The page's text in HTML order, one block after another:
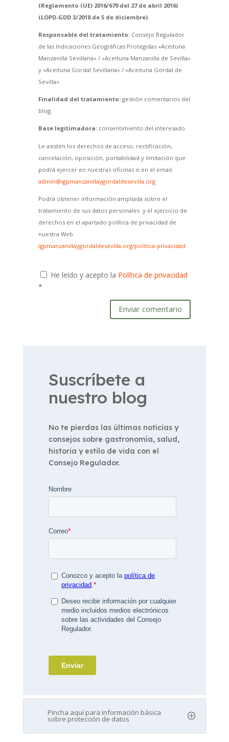
(Reglamento (UE) 2016/679 del 27 de abril 2016)
(LOPD-GDD 3/2018 de 5 de diciembre).
Responsable del tratamiento:Consejo Regulador
de las Indicaciones Geográficas Protegidas «Aceituna
Manzanilla Sevillana» / «Aceituna Manzanilla de Sevilla»
y «Aceituna Gordal Sevillana» / «Aceituna Gordal de
Sevilla».
Finalidad del tratamiento:gestión comentarios del
blog.
Base legitimadora:consentimiento del interesado.
Le asisten los derechos de acceso, rectificación,
cancelación, oposición, portabilidad y limitación que
podrá ejercer en nuestras oficinas o en el email:
admin@igpmanzanillaygordaldesevilla.org
Podrá obtener información ampliada sobre el
tratamiento de sus datos personales y el ejercicio de
derechos en el apartado política de privacidad de
nuestra Web
igpmanzanillaygordaldesevilla.org/politica-privacidad
He leído y acepto la Política de privacidad
*
Enviar comentario
Suscríbete a
nuestro blog
No te pierdas las últimas noticias y
consejos sobre gastronomía, salud,
historia y estilo de vida con el
Consejo Regulador.
Pincha aquí para información básica
sobre protección de datos